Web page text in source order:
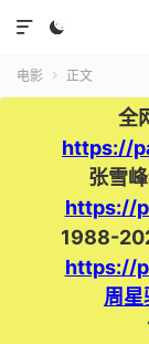


电影  正文
全
https://
张雪
https://
1988-
https://
周